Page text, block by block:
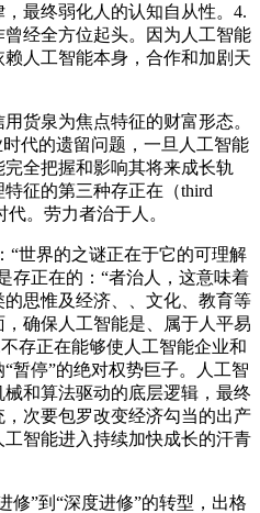
最终弱化人的认知自从性。4.
经全方位起头。因为人工智能
人工智能本身，合作和加剧天
泉为焦点特征的财富形态。
代的遗留问题，一旦人工智能
全把握和影响其将来成长轨
征的第三种存正在（third
。劳力者治于人。
世界的之谜正在于它的可理解
存正在的：“者治人，这意味着
思惟及经济、、文化、教育等
确保人工智能是、属于人平易
存正在能够使人工智能企业和
暂停”的绝对权势巨子。人工智
和算法驱动的底层逻辑，最终
次要包罗改变经济勾当的出产
智能进入持续加快成长的汗青
”到“深度进修”的转型，出格